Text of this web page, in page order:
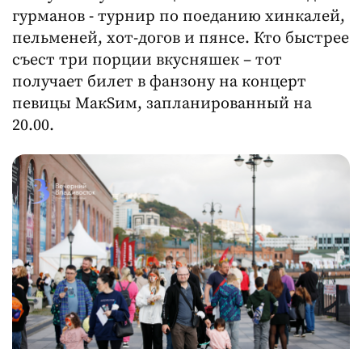
гурманов - турнир по поеданию хинкалей,
пельменей, хот-догов и пянсе. Кто быстрее
съест три порции вкусняшек – тот
получает билет в фанзону на концерт
певицы МакSим, запланированный на
20.00.